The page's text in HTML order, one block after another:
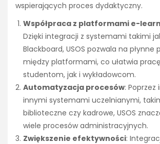
wspierających proces dydaktyczny.
Współpraca z platformami e-
Dzięki integracji z systemami takimi
Blackboard, USOS pozwala na płynne
między platformami, co ułatwia
studentom, jak i wykładowcom.
Automatyzacja procesów:
innymi systemami uczelnianymi,
biblioteczne czy kadrowe, USOS
wiele procesów administracyjnych.
Zwiększenie efektywności: